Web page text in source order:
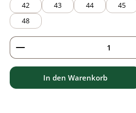
42
43 44 45
48
Produkt Anzahl: Gib den
In den Warenkorb